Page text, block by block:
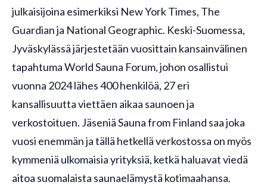
julkaisijoina esimerkiksi New York Times, The
Guardian ja National Geographic. Keski-Suomessa,
Jyväskylässä järjestetään vuosittain kansainvälinen
tapahtuma World Sauna Forum, johon osallistui
vuonna 2024 lähes 400 henkilöä, 27 eri
kansallisuutta viettäen aikaa saunoen ja
verkostoituen. Jäseniä Sauna from Finland saa joka
vuosi enemmän ja tällä hetkellä verkostossa on myös
kymmeniä ulkomaisia yrityksiä, ketkä haluavat viedä
aitoa suomalaista saunaelämystä kotimaahansa.